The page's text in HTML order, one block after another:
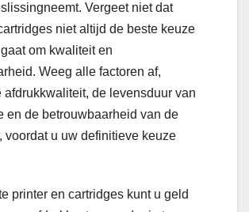
Vergeet niet dat
niet altijd de beste keuze
om kwaliteit en
Weeg alle factoren af,
afdrukkwaliteit, de levensduur van
en de betrouwbaarheid van de
voordat u uw definitieve keuze
printer en cartridges kunt u geld